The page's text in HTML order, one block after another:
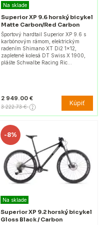
Na sklade
Superior XP 9.6 horský bicykel
Matte Carbon/Red Carbon
Športový hardtail Superior XP 9.6 s
karbónovým rámom, elektrickým
radením Shimano XT Di2 1x12,
zapletené kolesá DT Swiss X 1900,
plášte Schwalbe Racing Ric…
2 949.00 €
3 222.73 € Kúpiť
-8%
Na sklade
Superior XP 9.2 horský bicykel
Gloss Black / Carbon